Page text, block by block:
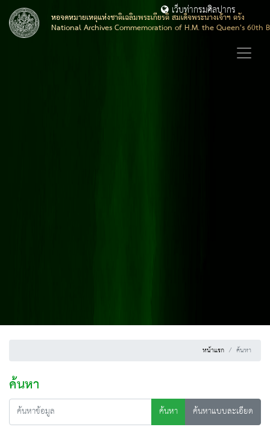
หอจดหมายเหตุแห่งชาติเฉลิมพระเกียรติ สมเด็จพระนางเจ้าฯ ตรัง
National Archives Commemoration of H.M. the Queen's 60th
เว็บท่ากรมศิลปากร
หน้าแรก ค้นหา
ค้นหา
ค้นหา
ค้นหาแบบละเอียด